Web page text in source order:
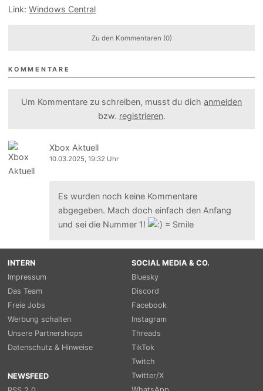
Link:Windows Central
Zu den Kommentaren (0)
KOMMENTARE
Um Kommentare zu schreiben, musst du dich anmelden
bzw. registrieren.
Xbox Aktuell
10.03.2025, 19:32 Uhr
Es wurden noch keine Kommentare
abgegeben. Mach doch einfach den Anfang
und sei die Nummer 1!
INTERN
Impressum
Das Team
Freie Jobs
Werbung schalten
Unsere Partnershops
Datenschutz & Hinweise
NEWSFEED
SOCIAL MEDIA & CO.
Bluesky
Discord
Facebook
Instagram
Threads
TikTok
Twitch
Twitter/X